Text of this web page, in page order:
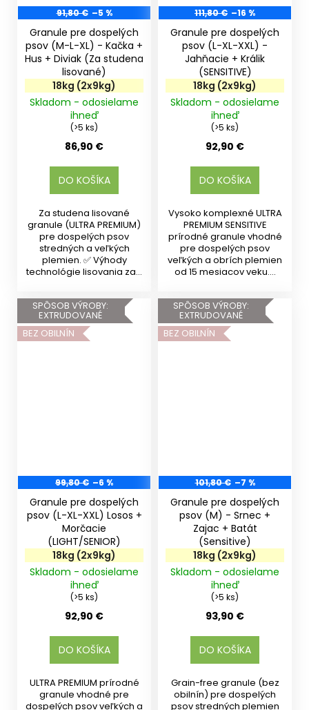
91,80 € –5 %
Granule pre dospelých
psov (M-L-XL) - Kačka +
Hus + Diviak (Za studena
18kg (2x9kg)
Skladom - odosielame
ihneď
(>5 ks)
86,90 €
DO KOŠÍKA
Za studena lisované
granule (ULTRA PREMIUM)
pre dospelých psov
stredných a veľkých
plemien. ✅ Výhody
technológie lisovania za...
111,80 € –16 %
Granule pre dospelých
psov (L-XL-XXL) -
Jahňacie + Králik
18kg (2x9kg)
Skladom - odosielame
ihneď
(>5 ks)
92,90 €
DO KOŠÍKA
Vysoko komplexné ULTRA
PREMIUM SENSITIVE
prírodné granule vhodné
pre dospelých psov
veľkých a obrích plemien
od 15 mesiacov veku....
SPÔSOB VÝROBY:
EXTRUDOVANÉ
BEZ OBILNÍN
99,80 € –6 %
Granule pre dospelých
psov (L-XL-XXL) Losos +
Morčacie
18kg (2x9kg)
Skladom - odosielame
ihneď
(>5 ks)
92,90 €
DO KOŠÍKA
ULTRA PREMIUM prírodné
granule vhodné pre
dospelých psov veľkých a
SPÔSOB VÝROBY:
EXTRUDOVANÉ
BEZ OBILNÍN
101,80 € –7 %
Granule pre dospelých
psov (M) - Srnec +
Zajac + Batát
18kg (2x9kg)
Skladom - odosielame
ihneď
(>5 ks)
93,90 €
DO KOŠÍKA
Grain-free granule (bez
obilnín) pre dospelých
psov stredných plemien